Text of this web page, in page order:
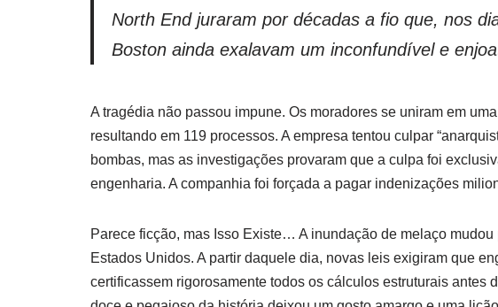
North End juraram por décadas a fio que, nos
Boston ainda exalavam um inconfundível e
A tragédia não passou impune. Os moradores se uniram em
resultando em 119 processos. A empresa tentou culpar
bombas, mas as investigações provaram que a culpa foi
engenharia. A companhia foi forçada a pagar indenizações
Parece ficção, mas Isso Existe… A inundação de melaço
Estados Unidos. A partir daquele dia, novas leis exigiram que
certificassem rigorosamente todos os cálculos estruturais antes